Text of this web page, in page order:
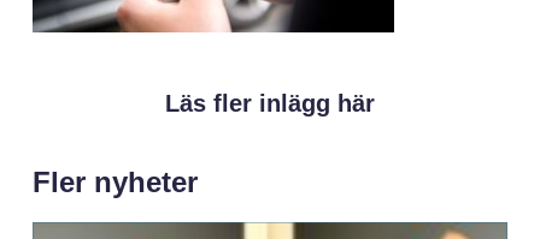
Läs fler inlägg här
Fler nyheter